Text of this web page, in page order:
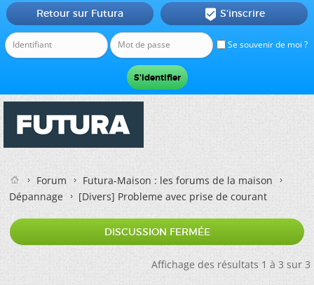
Se souvenir de moi ?
Retour sur Futura  S'inscrire
Forum
Futura-Maison : les forums de la maison
Dépannage
[Divers]Probleme avec prise de courant
DISCUSSION FERMÉE
Affichage des résultats 1 à 3 sur 3